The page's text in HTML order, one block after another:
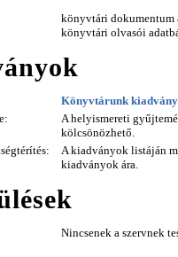
könyvtári dokumentum
könyvtári olvasói
Könyvtárunk
A helyismereti
kölcsönözhető.
A kiadványok listáján
kiadványok ára.
Nincsenek a szervnek